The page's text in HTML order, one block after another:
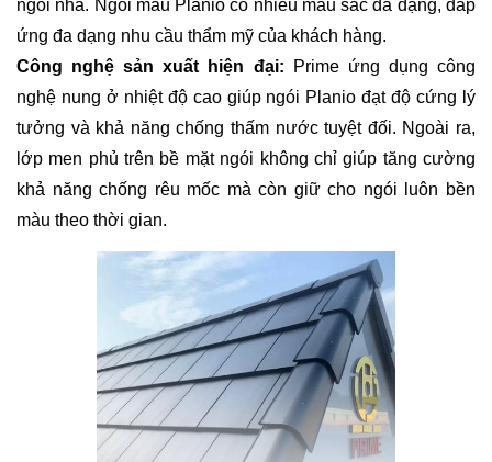
ngôi nhà. Ngói màu Planio có nhiều màu sắc đa dạng, đáp
ứng đa dạng nhu cầu thẩm mỹ của khách hàng.
Công nghệ sản xuất hiện đại:
Prime ứng dụng công
nghệ nung ở nhiệt độ cao giúp ngói Planio đạt độ cứng lý
tưởng và khả năng chống thấm nước tuyệt đối. Ngoài ra,
lớp men phủ trên bề mặt ngói không chỉ giúp tăng cường
khả năng chống rêu mốc mà còn giữ cho ngói luôn bền
màu theo thời gian.